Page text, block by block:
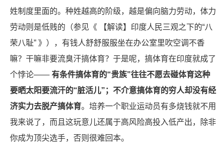
姓制度里面的。种姓越高的阶级，越是偏向脑力劳动，体力
劳动则是低贱的（参见《 【解读】印度人民三观之下的“八
荣八耻” 》），有钱人舒舒服服坐在办公室里吹空调不香
嘛？干嘛非要流臭汗搞体育？于是呢，搞体育在印度就成了
个悖论—— 有条件搞体育的“贵族”往往不愿去碰体育这种
要晒太阳要流汗的“脏活儿”；不介意搞体育的穷人却没有经
济实力去脱产搞体育。培养一个职业运动员有多烧钱就不用
我来说了，而且这玩意儿还属于高风险高投入低产出，除非
你成为顶尖选手，否则很难回本。